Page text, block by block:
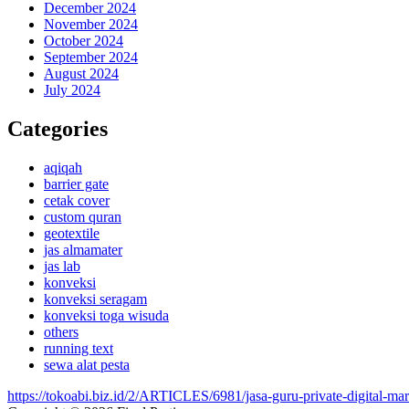
December 2024
November 2024
October 2024
September 2024
August 2024
July 2024
Categories
aqiqah
barrier gate
cetak cover
custom quran
geotextile
jas almamater
jas lab
konveksi
konveksi seragam
konveksi toga wisuda
others
running text
sewa alat pesta
https://tokoabi.biz.id/2/ARTICLES/6981/jasa-guru-private-digital-